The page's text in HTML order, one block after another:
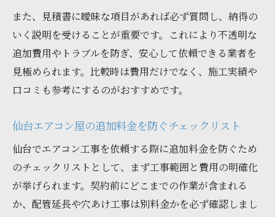
ランス術
仙台エアコン屋で賢く見積もりを比較する
方法
エアコン取り付け費用を抑える宮城の選び
仙台エアコン屋の費用明細で予算オーバー
を防ごう
また、見積書に曖昧な項目があれば必ず質問し、納得の
いく説明を受けることが重要です。これにより不透明な
追加費用やトラブルを防ぎ、安心して依頼できる業者を
見極められます。比較時は費用だけでなく、施工実績や
口コミも参考にするのがおすすめです。
仙台エアコン屋の追加料金を防ぐチェックリスト
仙台でエアコン工事を依頼する際に追加料金を防ぐため
のチェックリストとして、まず工事範囲と費用の明確化
が挙げられます。契約前にどこまでの作業が含まれる
か、配管延長や穴あけ工事は別料金かを必ず確認しまし